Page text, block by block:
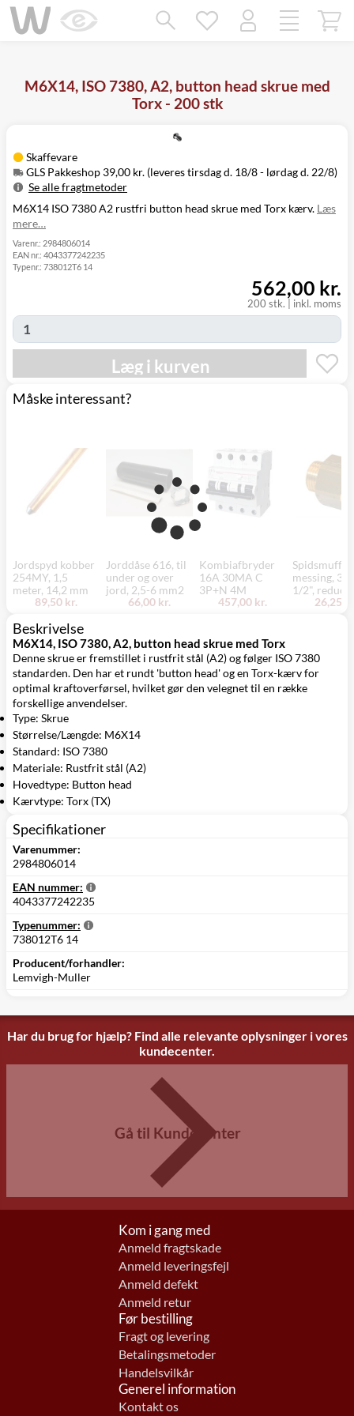
M6X14, ISO 7380, A2, button head skrue med
Torx - 200 stk
Skaffevare
GLS Pakkeshop 39,00 kr. (leveres tirsdag d. 18/8 - lørdag d. 22/8)
Se alle fragtmetoder
Metode
Pris
Leveres
GLS
GLS Erhverv 49,00 kr.
-
Click&Collect i
(9230)
0,00 kr.
- fredag d. 21/8
M6X14 ISO 7380 A2 rustfri button head skrue med Torx kærv. Læs
mere…
Varenr.: 2984806014
EAN nr.: 4043377242235
Typenr.: 738012T6 14
200 stk. inkl. moms
562,00 kr.
Læg i kurven
Måske interessant?
Jordspyd kobber
254MY, 1,5
meter, 14,2 mm
89,50 kr.
Jorddåse 616, til
under og over
jord, 2,5-6 mm2
66,00 kr.
Kombiafbryder
16A 30MA C
3P+N 4M
457,00 kr.
Spidsmuffe,
messing, 3/
1/2",
26,25
Beskrivelse
M6X14, ISO 7380, A2, button head skrue med Torx
Denne skrue er fremstillet i rustfrit stål (A2) og følger ISO 7380
standarden. Den har et rundt 'button head' og en Torx-kærv for
optimal kraftoverførsel, hvilket gør den velegnet til en række
forskellige anvendelser.
Type: Skrue
Størrelse/Længde: M6X14
Standard: ISO 7380
Materiale: Rustfrit stål (A2)
Hovedtype: Button head
Kærvtype: Torx (TX)
Specifikationer
Varenummer:
2984806014
EAN nummer:
4043377242235
Typenummer:
738012T6 14
Producent/forhandler:
Lemvigh-Muller
Har du brug for hjælp? Find alle relevante oplysninger i vores
kundecenter.
Gå til Kundecenter
Kom i gang med
Anmeld fragtskade
Anmeld leveringsfejl
Anmeld defekt
Anmeld retur
Før bestilling
Fragt og levering
Betalingsmetoder
Handelsvilkår
Generel information
Kontakt os
Mangler chatten?
Ret samtykke!